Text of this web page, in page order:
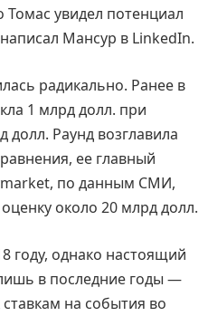
увидел потенциал
Мансур в LinkedIn.
радикально. Ранее в
1 млрд долл. при
Раунд возглавила
ее главный
по данным СМИ,
около 20 млрд долл.
году, однако настоящий
в последние годы —
на события во